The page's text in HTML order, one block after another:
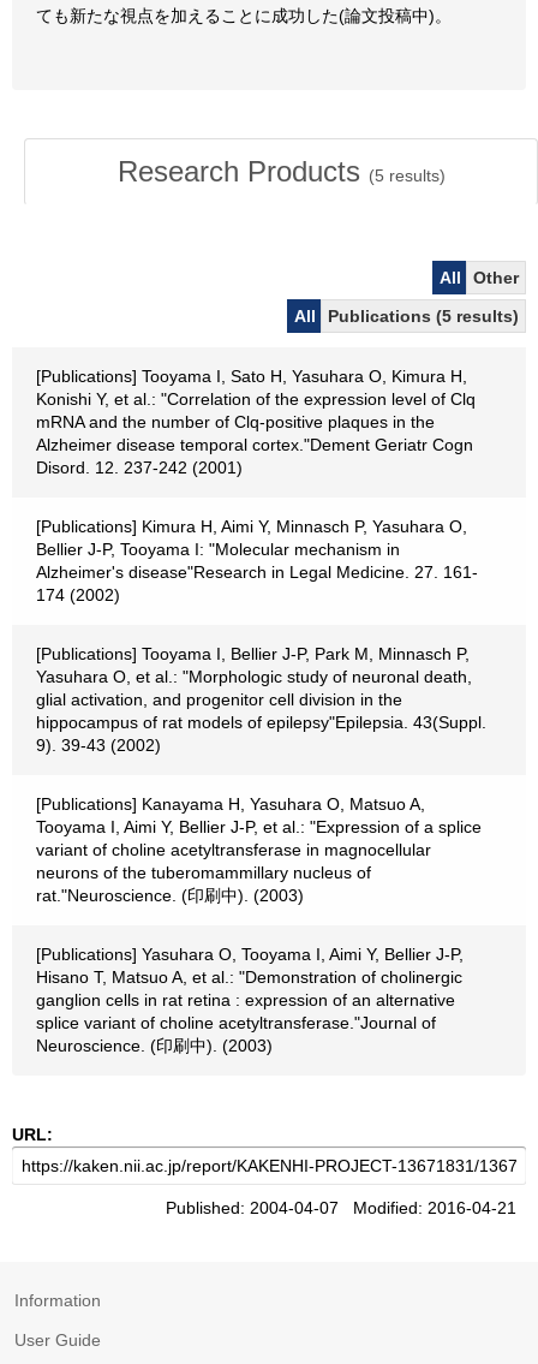
ても新たな視点を加えることに成功した(論文投稿中)。
Research Products (5 results)
All
Other
All
Publications (5 results)
[Publications] Tooyama I, Sato H, Yasuhara O, Kimura H,
Konishi Y, et al.: "Correlation of the expression level of Clq
mRNA and the number of Clq-positive plaques in the
Alzheimer disease temporal cortex."Dement Geriatr Cogn
Disord. 12. 237-242 (2001)
[Publications] Kimura H, Aimi Y, Minnasch P, Yasuhara O,
Bellier J-P, Tooyama I: "Molecular mechanism in
Alzheimer's disease"Research in Legal Medicine. 27. 161-
174 (2002)
[Publications] Tooyama I, Bellier J-P, Park M, Minnasch P,
Yasuhara O, et al.: "Morphologic study of neuronal death,
glial activation, and progenitor cell division in the
hippocampus of rat models of epilepsy"Epilepsia. 43(Suppl.
9). 39-43 (2002)
[Publications] Kanayama H, Yasuhara O, Matsuo A,
Tooyama I, Aimi Y, Bellier J-P, et al.: "Expression of a splice
variant of choline acetyltransferase in magnocellular
neurons of the tuberomammillary nucleus of
rat."Neuroscience. (印刷中). (2003)
[Publications] Yasuhara O, Tooyama I, Aimi Y, Bellier J-P,
Hisano T, Matsuo A, et al.: "Demonstration of cholinergic
ganglion cells in rat retina : expression of an alternative
splice variant of choline acetyltransferase."Journal of
Neuroscience. (印刷中). (2003)
URL:
Published: 2004-04-07 Modified: 2016-04-21
Information
User Guide